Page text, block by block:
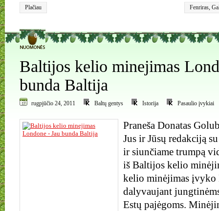
Plačiau Fenriras,
0
Baltijos kelio minejimas
bunda Baltija
rugpjūčio 24, 2011 Baltų gentys Istorija Pasaulio įvykiai
Praneša Donatas
Jus ir Jūsų redakciją
ir siunčiame trumpą
iš Baltijos kelio
kelio minėjimas įvyko
dalyvaujant
Estų pajėgoms.